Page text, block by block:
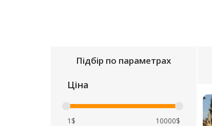
Підбір по параметрах
Ціна
1$ 10000$